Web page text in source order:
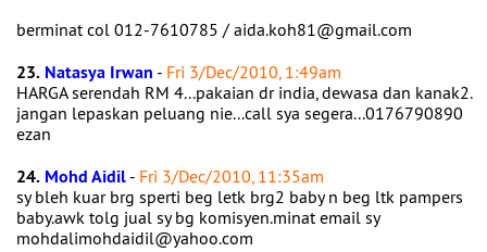
berminat col 012-7610785 / aida.koh81@gmail.com
23. Natasya Irwan - Fri 3/Dec/2010, 1:49am
HARGA serendah RM 4...pakaian dr india, dewasa dan kanak2.
jangan lepaskan peluang nie...call sya segera...0176790890
ezan
24. Mohd Aidil - Fri 3/Dec/2010, 11:35am
sy bleh kuar brg sperti beg letk brg2 baby n beg ltk pampers
baby.awk tolg jual sy bg komisyen.minat email sy
mohdalimohdaidil@yahoo.com